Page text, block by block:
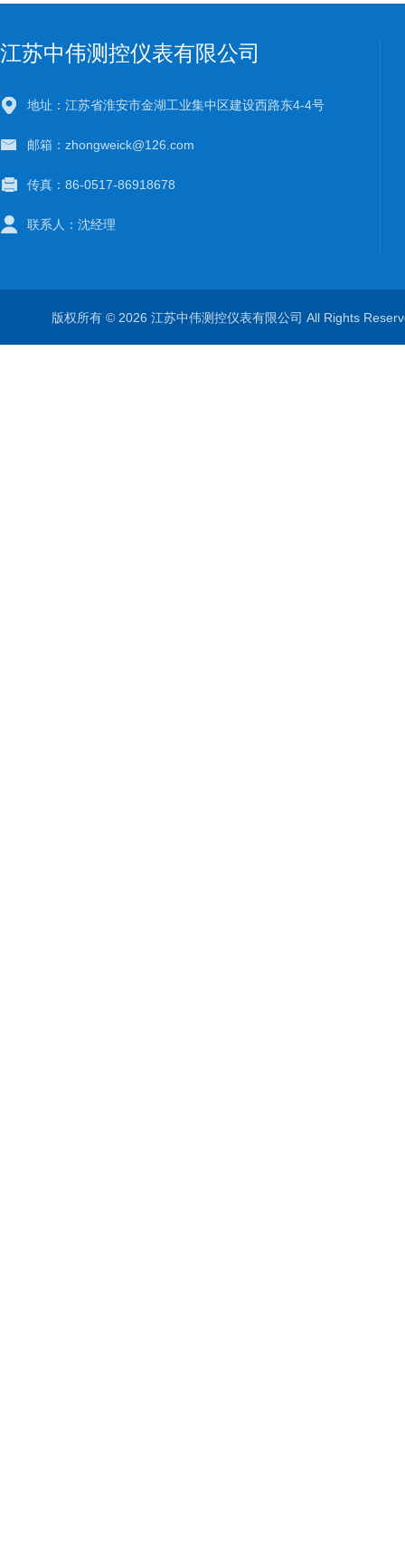
江苏中伟测控仪表有限公司
地址：江苏省淮安市金湖工业集中区建设西路东4-4号
邮箱：zhongweick@126.com
传真：86-0517-86918678
联系人：沈经理
版权所有 © 2026 江苏中伟测控仪表有限公司 All Rights